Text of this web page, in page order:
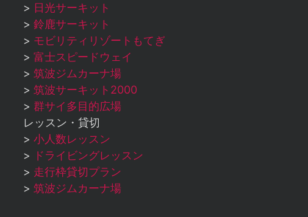
> 日光サーキット
> 鈴鹿サーキット
> モビリティリゾートもてぎ
> 富士スピードウェイ
> 筑波ジムカーナ場
> 筑波サーキット2000
> 群サイ多目的広場
レッスン・貸切
> 小人数レッスン
>
ドライビングレッスン
> 走行枠貸切プラン
> 筑波ジムカーナ場